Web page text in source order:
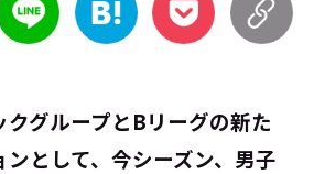
グループとBリーグの新た
として、今シーズン、男子